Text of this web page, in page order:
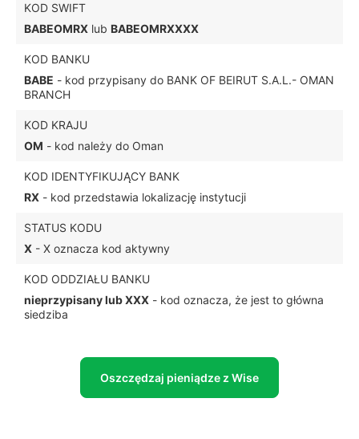
KOD SWIFT
BABEOMRX lub BABEOMRXXXX
KOD BANKU
BABE - kod przypisany do BANK OF BEIRUT S.A.L.- OMAN
BRANCH
KOD KRAJU
OM - kod należy do Oman
KOD IDENTYFIKUJĄCY BANK
RX - kod przedstawia lokalizację instytucji
STATUS KODU
X - X oznacza kod aktywny
KOD ODDZIAŁU BANKU
nieprzypisany lub XXX - kod oznacza, że jest to główna
siedziba
Oszczędzaj pieniądze z Wise